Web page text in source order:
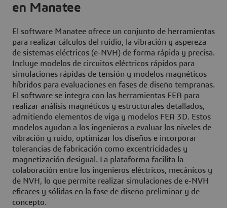
en Manatee
El software Manatee ofrece un conjunto de herramientas
para realizar cálculos del ruidio, la vibración y aspereza
de sistemas eléctricos (e-NVH) de forma rápida y precisa.
Incluye modelos de circuitos eléctricos rápidos para
simulaciones rápidas de tensión y modelos magnéticos
híbridos para evaluaciones en fases de diseño tempranas.
El software se integra con las herramientas FEA para
realizar análisis magnéticos y estructurales detallados,
admitiendo elementos de viga y modelos FEA 3D. Estos
modelos ayudan a los ingenieros a evaluar los niveles de
vibración y ruido, optimizar los diseños e incorporar
tolerancias de fabricación como excentricidades y
magnetización desigual. La plataforma facilita la
colaboración entre los ingenieros eléctricos, mecánicos y
de NVH, lo que permite realizar simulaciones de e-NVH
eficaces y sólidas en la fase de diseño preliminar y de
concepto.